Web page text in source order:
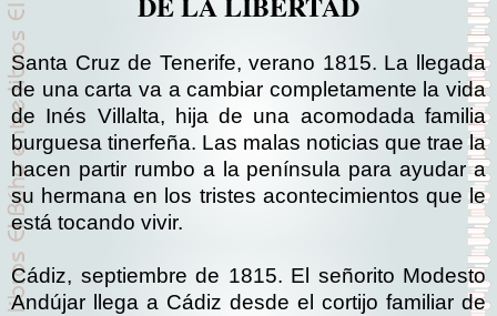
Santa Cruz de Tenerife, verano 1815. La llegada
de una carta va a cambiar completamente la vida
de Inés Villalta, hija de una acomodada familia
burguesa tinerfeña. Las malas noticias que trae la
hacen partir rumbo a la península para ayudar a
su hermana en los tristes acontecimientos que le
está tocando vivir.
Cádiz, septiembre de 1815. El señorito Modesto
Andújar llega a Cádiz desde el cortijo familiar de